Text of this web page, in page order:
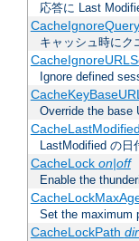
応答に Last
キャッシュ時にク
Ignore defined
Override the base
LastModified の日
CacheLock on|off
Enable the
Set the maximum
CacheLockPath